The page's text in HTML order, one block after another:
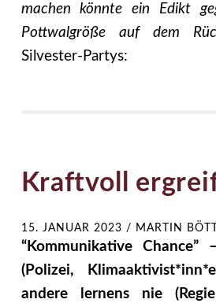
machen könnte ein Edikt
Pottwalgröße auf dem
Silvester-Partys:
Kraftvoll
15. JANUAR 2023 / MARTIN
“Kommunikative
(Polizei,
andere lernens nie